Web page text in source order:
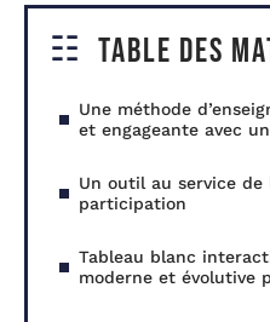
Table des
Une méthode
et engageante avec
Un outil au service
participation
Tableau blanc
moderne et évolutive